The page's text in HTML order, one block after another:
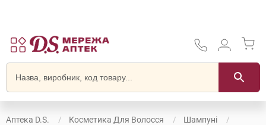
Аптека D.S. Косметика Для Волосся
Шампуні